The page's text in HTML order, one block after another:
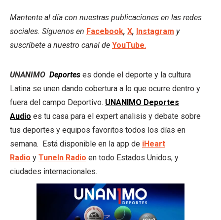
Mantente al día con nuestras publicaciones en las redes
sociales. Síguenos en Facebook, X, Instagram y
suscríbete a nuestro canal de YouTube.
UNANIMO Deportes es donde el deporte y la cultura
Latina se unen dando cobertura a lo que ocurre dentro y
fuera del campo Deportivo. UNANIMO Deportes
Audio es tu casa para el expert analisis y debate sobre
tus deportes y equipos favoritos todos los días en
semana. Está disponible en la app de iHeart
Radio y TuneIn Radio en todo Estados Unidos, y
ciudades internacionales.